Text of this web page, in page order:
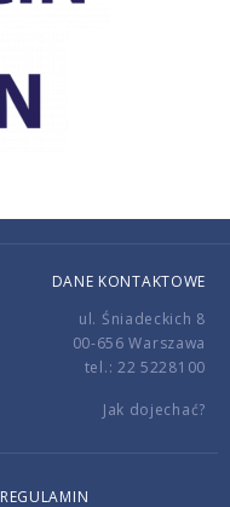
DANE KONTAKTOWE
ul. Śniadeckich 8
00-656 Warszawa
tel.: 22 5228100
Jak dojechać?
REGULAMIN